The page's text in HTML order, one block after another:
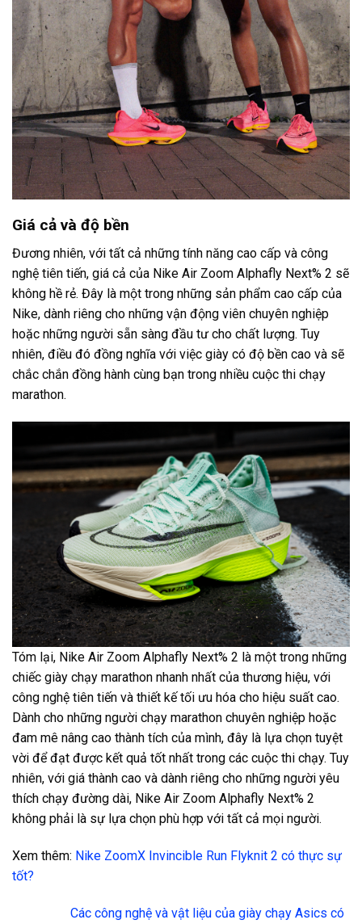
Giá cả và độ bền
Đương nhiên, với tất cả những tính năng cao cấp và công
nghệ tiên tiến, giá cả của Nike Air Zoom Alphafly Next% 2 sẽ
không hề rẻ. Đây là một trong những sản phẩm cao cấp của
Nike, dành riêng cho những vận động viên chuyên nghiệp
hoặc những người sẵn sàng đầu tư cho chất lượng. Tuy
nhiên, điều đó đồng nghĩa với việc giày có độ bền cao và sẽ
chắc chắn đồng hành cùng bạn trong nhiều cuộc thi chạy
marathon.
Tóm lại, Nike Air Zoom Alphafly Next% 2 là một trong những
chiếc giày chạy marathon nhanh nhất của thương hiệu, với
công nghệ tiên tiến và thiết kế tối ưu hóa cho hiệu suất cao.
Dành cho những người chạy marathon chuyên nghiệp hoặc
đam mê nâng cao thành tích của mình, đây là lựa chọn tuyệt
vời để đạt được kết quả tốt nhất trong các cuộc thi chạy. Tuy
nhiên, với giá thành cao và dành riêng cho những người yêu
thích chạy đường dài, Nike Air Zoom Alphafly Next% 2
không phải là sự lựa chọn phù hợp với tất cả mọi người.
Xem thêm: Nike ZoomX Invincible Run Flyknit 2 có thực sự
tốt?
Các công nghệ và vật liệu của giày chạy Asics có